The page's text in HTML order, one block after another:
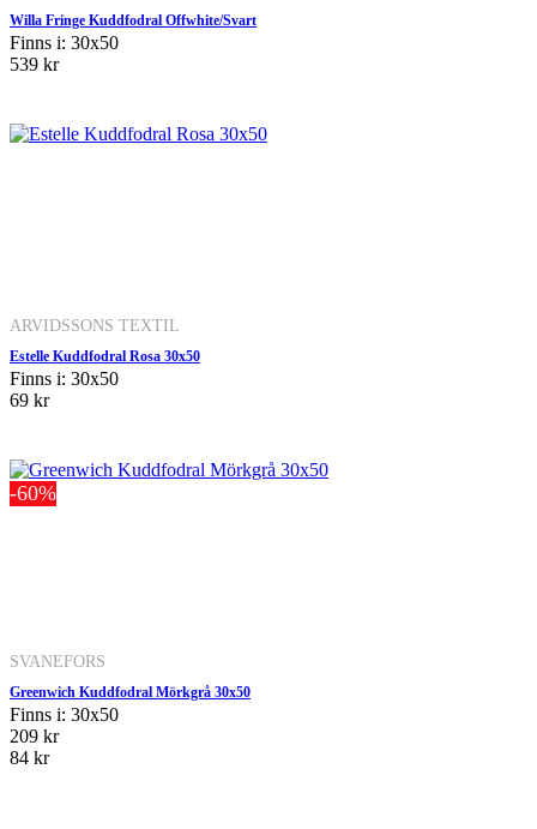
Willa Fringe Kuddfodral Offwhite/Svart
Finns i: 30x50
539 kr
ARVIDSSONS TEXTIL
Estelle Kuddfodral Rosa 30x50
Finns i: 30x50
69 kr
-60%
SVANEFORS
Greenwich Kuddfodral Mörkgrå 30x50
Finns i: 30x50
209 kr
84 kr